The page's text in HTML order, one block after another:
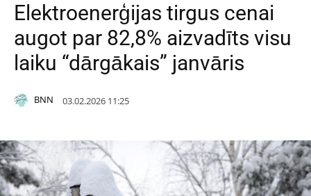
Elektroenerģijas tirgus cenai
augot par 82,8% aizvadīts visu
laiku “dārgākais” janvāris
BNN 03.02.2026 11:25